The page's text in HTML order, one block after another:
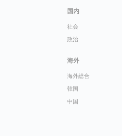
国内
社会
政治
海外
海外総合
韓国
中国